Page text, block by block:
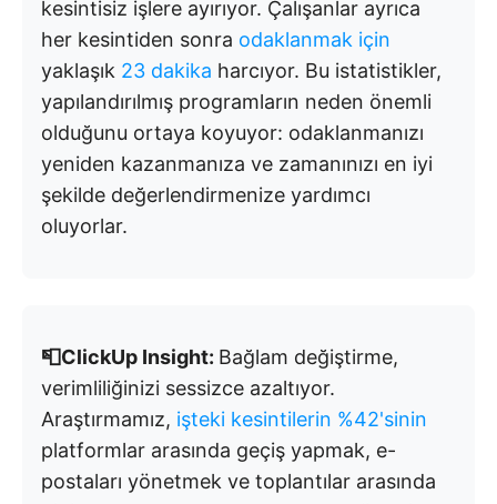
kesintisiz işlere ayırıyor. Çalışanlar ayrıca
her kesintiden sonra odaklanmak için
yaklaşık 23 dakika harcıyor. Bu istatistikler,
yapılandırılmış programların neden önemli
olduğunu ortaya koyuyor: odaklanmanızı
yeniden kazanmanıza ve zamanınızı en iyi
şekilde değerlendirmenize yardımcı
oluyorlar.
📮ClickUp Insight: Bağlam değiştirme,
verimliliğinizi sessizce azaltıyor.
Araştırmamız, işteki kesintilerin %42'sinin
platformlar arasında geçiş yapmak, e-
postaları yönetmek ve toplantılar arasında